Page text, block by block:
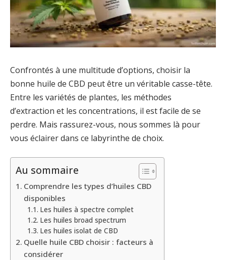
Confrontés à une multitude d’options, choisir la
bonne huile de CBD peut être un véritable casse-tête.
Entre les variétés de plantes, les méthodes
d’extraction et les concentrations, il est facile de se
perdre. Mais rassurez-vous, nous sommes là pour
vous éclairer dans ce labyrinthe de choix.
Au sommaire
Comprendre les types d’huiles CBD
disponibles
Les huiles à spectre complet
Les huiles broad spectrum
Les huiles isolat de CBD
Quelle huile CBD choisir : facteurs à
considérer